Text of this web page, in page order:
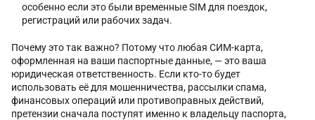
особенно если это были временные SIM для поездок,
регистраций или рабочих задач.
Почему это так важно? Потому что любая СИМ-карта,
оформленная на ваши паспортные данные, — это ваша
юридическая ответственность. Если кто-то будет
использовать её для мошенничества, рассылки спама,
финансовых операций или противоправных действий,
претензии сначала поступят именно к владельцу паспорта,